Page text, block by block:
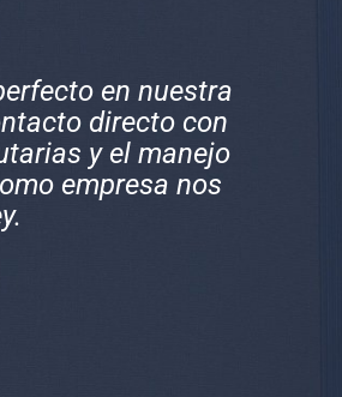
comprometidos
experiencia en
y personas